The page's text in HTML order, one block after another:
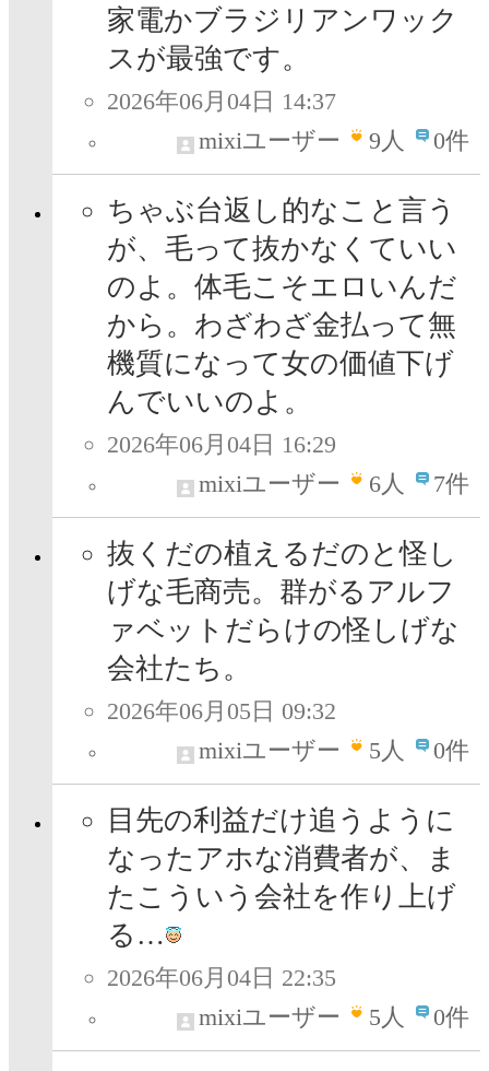
家電かブラジリアンワック
スが最強です。
2026年06月04日 14:37
mixiユーザー
9人 0件
ちゃぶ台返し的なこと言う
が、毛って抜かなくていい
のよ。体毛こそエロいんだ
から。わざわざ金払って無
機質になって女の価値下げ
んでいいのよ。
2026年06月04日 16:29
mixiユーザー
6人 7件
抜くだの植えるだのと怪し
げな毛商売。群がるアルフ
ァベットだらけの怪しげな
会社たち。
2026年06月05日 09:32
mixiユーザー
5人 0件
目先の利益だけ追うように
なったアホな消費者が、ま
たこういう会社を作り上げ
る…
2026年06月04日 22:35
mixiユーザー
5人 0件